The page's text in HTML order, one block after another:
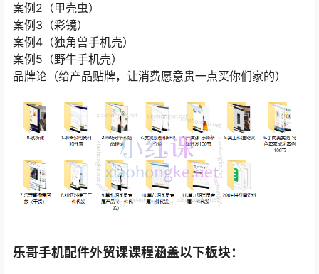
案例2（甲壳虫）
案例3（彩镜）
案例4（独角兽手机壳）
案例5（野牛手机壳）
品牌论（给产品贴牌，让消费愿意贵一点买你们家的）
乐哥手机配件外贸课课程涵盖以下板块：